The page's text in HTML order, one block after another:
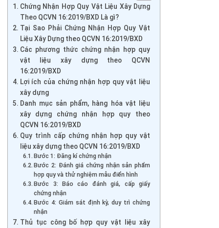
Chứng Nhận Hợp Quy Vật Liệu Xây Dựng
Theo QCVN 16:2019/BXD Là gì?
Tại Sao Phải Chứng Nhận Hợp Quy Vật
Liệu Xây Dựng theo QCVN 16:2019/BXD
Các phương thức chứng nhận hợp quy
vật liệu xây dựng theo QCVN
16:2019/BXD
Lợi ích của chứng nhận hợp quy vật liệu
xây dựng
Danh mục sản phẩm, hàng hóa vật liệu
xây dựng chứng nhận hợp quy theo
QCVN 16:2019/BXD
Quy trình cấp chứng nhận hợp quy vật
liệu xây dựng theo QCVN 16:2019/BXD
Bước 1: Đăng kí chứng nhận
Bước 2: Đánh giá chứng nhận sản phẩm
hợp quy và thử nghiệm mẫu điển hình
Bước 3: Báo cáo đánh giá, cấp giấy
chứng nhận
Bước 4: Giám sát định kỳ, duy trì chứng
nhận
Thủ tục công bố hợp quy vật liệu xây